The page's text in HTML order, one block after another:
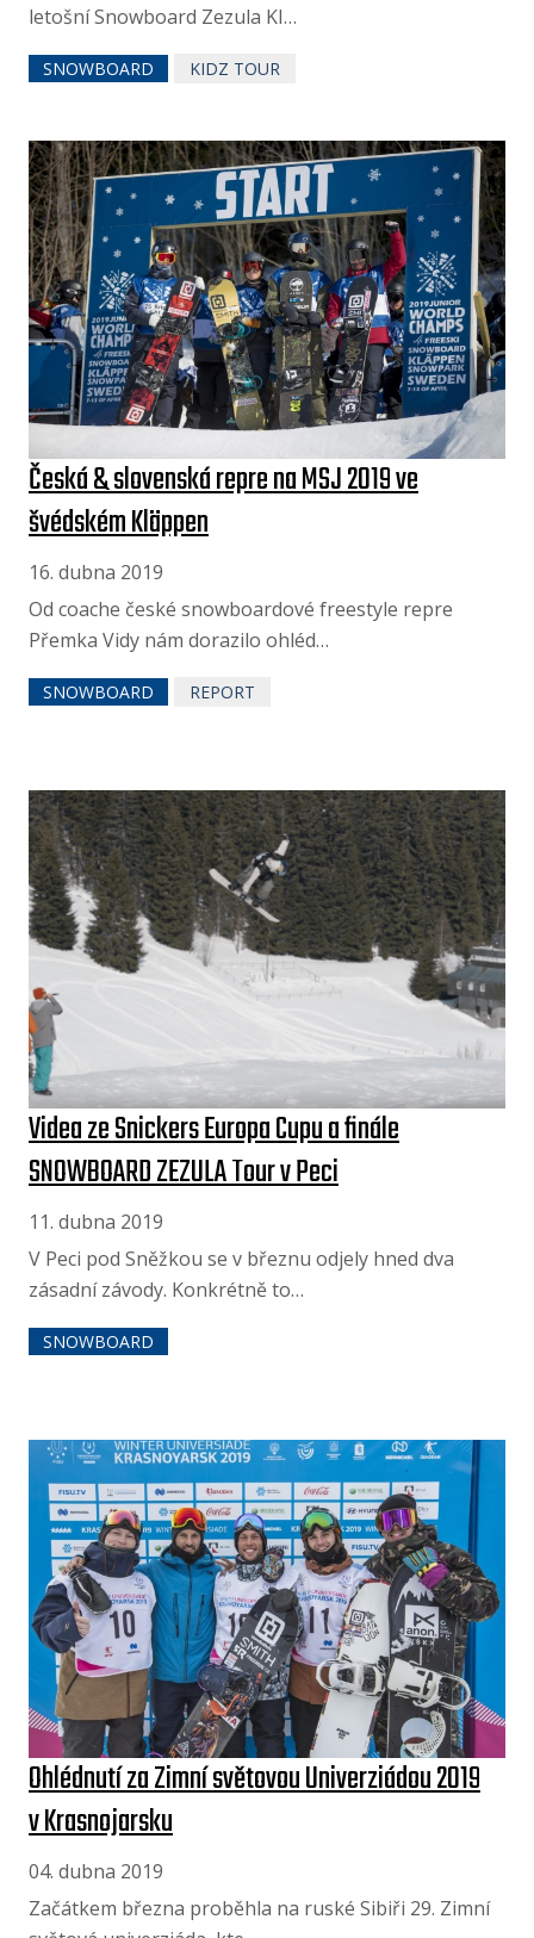
letošní Snowboard Zezula KI…
SNOWBOARD KIDZ TOUR
Česká & slovenská repre na MSJ 2019 ve
švédském Kläppen
16. dubna 2019
Od coache české snowboardové freestyle repre
Přemka Vidy nám dorazilo ohléd…
SNOWBOARD REPORT
Videa ze Snickers Europa Cupu a finále
SNOWBOARD ZEZULA Tour v Peci
11. dubna 2019
V Peci pod Sněžkou se v březnu odjely hned dva
zásadní závody. Konkrétně to…
SNOWBOARD
Ohlédnutí za Zimní světovou Univerziádou 2019
v Krasnojarsku
04. dubna 2019
Začátkem března proběhla na ruské Sibiři 29. Zimní